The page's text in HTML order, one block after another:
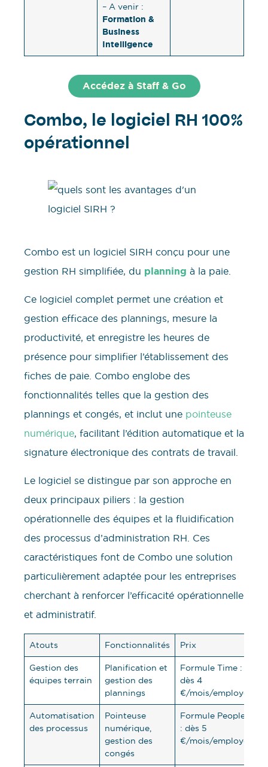
– A venir :
Formation &
Business
Intelligence
Accédez à Staff & Go
Combo, le logiciel RH 100%
opérationnel
Combo est un logiciel SIRH conçu pour une
gestion RH simplifiée, du planning à la paie.
Ce logiciel complet permet une création et
gestion efficace des plannings, mesure la
productivité, et enregistre les heures de
présence pour simplifier l’établissement des
fiches de paie. Combo englobe des
fonctionnalités telles que la gestion des
plannings et congés, et inclut une pointeuse
numérique, facilitant l’édition automatique et la
signature électronique des contrats de travail.
Le logiciel se distingue par son approche en
deux principaux piliers : la gestion
opérationnelle des équipes et la fluidification
des processus d’administration RH. Ces
caractéristiques font de Combo une solution
particulièrement adaptée pour les entreprises
cherchant à renforcer l’efficacité opérationnelle
et administratif.
Atouts Fonctionnalités Prix
Gestion des
équipes terrain
Planification et
gestion des
plannings
Formule Time :
dès 4
€/mois/employé
Automatisation
des processus
Pointeuse
numérique,
gestion des
congés
Formule People
: dès 5
€/mois/employé